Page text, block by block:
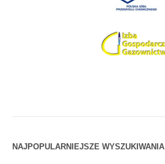
NAJPOPULARNIEJSZE WYSZUKIWANIA